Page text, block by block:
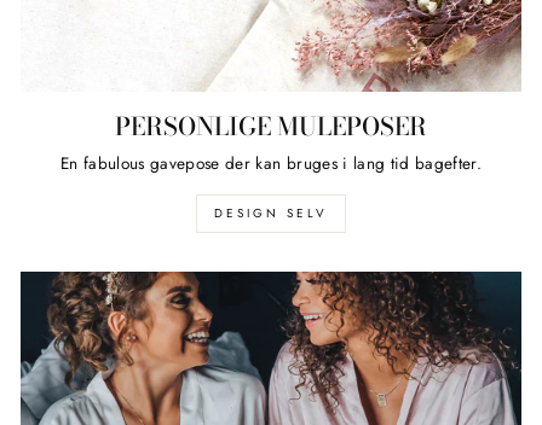
PERSONLIGE MULEPOSER
En fabulous gavepose der kan bruges i lang tid bagefter.
DESIGN SELV